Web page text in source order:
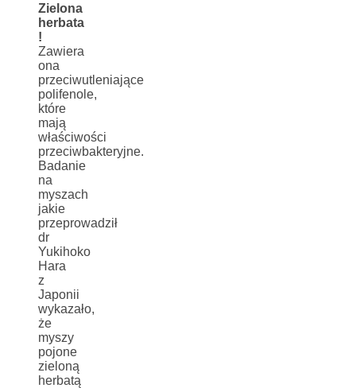
Zielona
herbata
!
Zawiera
ona
przeciwutleniające
polifenole,
które
mają
właściwości
przeciwbakteryjne.
Badanie
na
myszach
jakie
przeprowadził
dr
Yukihoko
Hara
z
Japonii
wykazało,
że
myszy
pojone
zieloną
herbatą